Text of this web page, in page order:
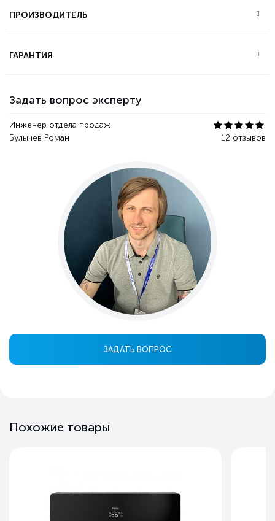
Задать вопрос эксперту
Инженер отдела продаж
Булычев Роман
12 отзывов
ЗАДАТЬ ВОПРОС
ПРОИЗВОДИТЕЛЬ
ГАРАНТИЯ
Похожие товары